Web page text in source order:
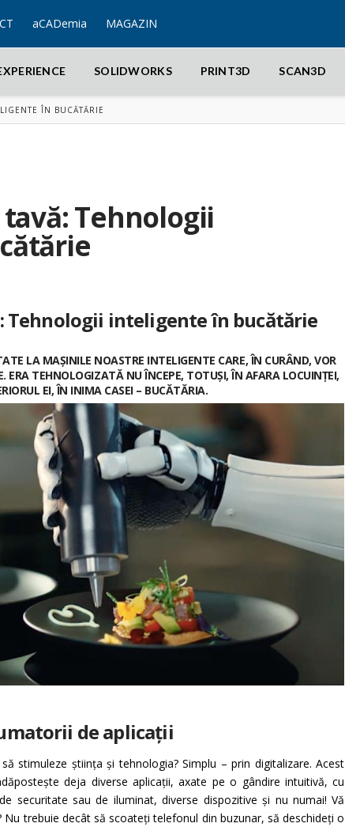
aCADemia MAGAZIN
SOLIDWORKS PRINT3D SCAN3D
ÎN BUCĂTĂRIE
Tehnologii
Tehnologii inteligente în bucătărie
LA MAȘINILE NOASTRE INTELIGENTE CARE, ÎN CURÂND, VOR
ERA TEHNOLOGIZATĂ NU ÎNCEPE, TOTUȘI, ÎN AFARA LOCUINȚEI,
EI, ÎN INIMA CASEI – BUCĂTĂRIA.
de aplicații
știința și tehnologia? Simplu – prin digitalizare. Acest
deja diverse aplicații, axate pe o gândire intuitivă, cu
securitate sau de iluminat, diverse dispozitive și nu numai! Vă
trebuie decât să scoateți telefonul din buzunar, să deschideți o